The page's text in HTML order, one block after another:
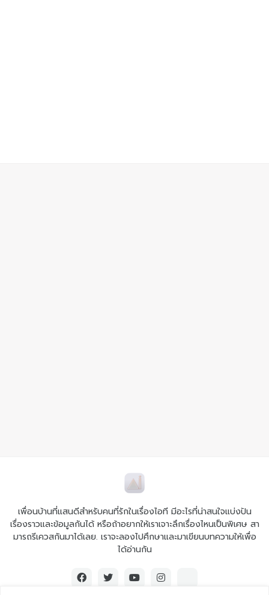
เพื่อนบ้านที่แสนดีสำหรับคนที่รักในเรื่องไอที มีอะไรที่น่าสนใจแบ่งปัน
เรื่องราวและข้อมูลกันได้ หรือถ้าอยากให้เราเจาะลึกเรื่องไหนเป็นพิเศษ สา
มารถรีเควสกันมาได้เลย. เราจะลองไปศึกษาและมาเขียนบทความให้เพื่อ
ได้อ่านกัน